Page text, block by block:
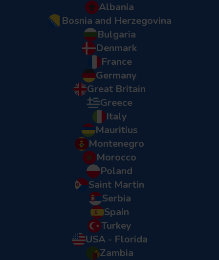
Albania
Bosnia and Herzegovina
Bulgaria
Denmark
France
Germany
Great Britain
Greece
Italy
Mauritius
Montenegro
Morocco
Poland
Saint Martin
Serbia
Spain
Turkey
USA - Florida
Zambia